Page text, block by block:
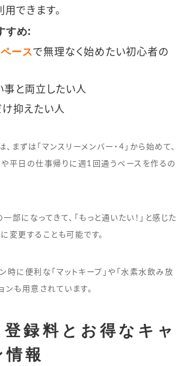
できます。
すめ:
ースで無理なく始めたい初心者の
と両立したい人
抑えたい人
まずは「マンスリーメンバー・4」から始めて、
や平日の仕事帰りに週1回通うペースを作るの
部になってきて、「もっと通いたい！」と感じた
変更することも可能です。
時に便利な「マットキープ」や「水素水飲み放
ンも用意されています。
録料とお得なキャ
報